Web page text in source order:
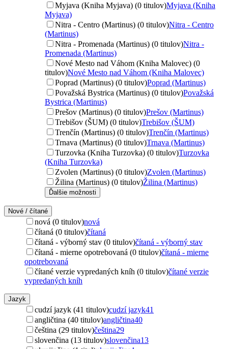
Myjava (Kniha Myjava) (0 titulov)Myjava (Kniha
Myjava)
Nitra - Centro (Martinus) (0 titulov)Nitra - Centro
(Martinus)
Nitra - Promenada (Martinus) (0 titulov)Nitra -
Promenada (Martinus)
Nové Mesto nad Váhom (Kniha Malovec) (0
titulov)Nové Mesto nad Váhom (Kniha Malovec)
Poprad (Martinus) (0 titulov)Poprad (Martinus)
Považská Bystrica (Martinus) (0 titulov)Považská
Bystrica (Martinus)
Prešov (Martinus) (0 titulov)Prešov (Martinus)
Trebišov (ŠUM) (0 titulov)Trebišov (ŠUM)
Trenčín (Martinus) (0 titulov)Trenčín (Martinus)
Trnava (Martinus) (0 titulov)Trnava (Martinus)
Turzovka (Kniha Turzovka) (0 titulov)Turzovka
(Kniha Turzovka)
Zvolen (Martinus) (0 titulov)Zvolen (Martinus)
Žilina (Martinus) (0 titulov)Žilina (Martinus)
Ďalšie možnosti
Nové / čítané
nová (0 titulov)nová
čítaná (0 titulov)čítaná
čítaná - výborný stav (0 titulov)čítaná - výborný stav
čítaná - mierne opotrebovaná (0 titulov)čítaná - mierne
opotrebovaná
čítané verzie vypredaných kníh (0 titulov)čítané verzie
vypredaných kníh
Jazyk
cudzí jazyk (41 titulov)cudzí jazyk41
angličtina (40 titulov)angličtina40
čeština (29 titulov)čeština29
slovenčina (13 titulov)slovenčina13